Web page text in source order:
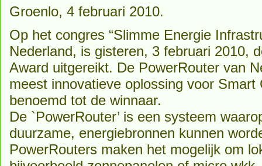
Groenlo, 4 februari 2010.
Op het congres “Slimme Energie
Nederland, is gisteren, 3 februari 2010,
Award uitgereikt. De PowerRouter van
meest innovatieve oplossing voor Smart
benoemd tot de winnaar.
De `PowerRouter’ is een systeem
duurzame, energiebronnen kunnen
PowerRouters maken het mogelijk om